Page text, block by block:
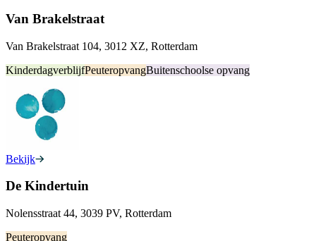
Van Brakelstraat
Van Brakelstraat 104, 3012 XZ, Rotterdam
KinderdagverblijfPeuteropvangBuitenschoolse opvang
Bekijk
De Kindertuin
Nolensstraat 44, 3039 PV, Rotterdam
Peuteropvang